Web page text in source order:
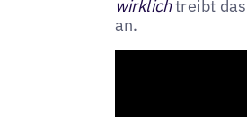
wirklichtreibt das
an.